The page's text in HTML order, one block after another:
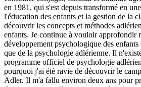
en 1981, qui s'est depuis transformé en
l'éducation des enfants et la gestion de la
découvrir les concepts et méthodes
enfants. Je continue à vouloir approfondir
développement psychologique des enfants
que de la psychologie adlérienne. Il
programme officiel de psychologie
pourquoi j'ai été ravie de découvrir le
Adler. Il m'a fallu environ deux ans pour